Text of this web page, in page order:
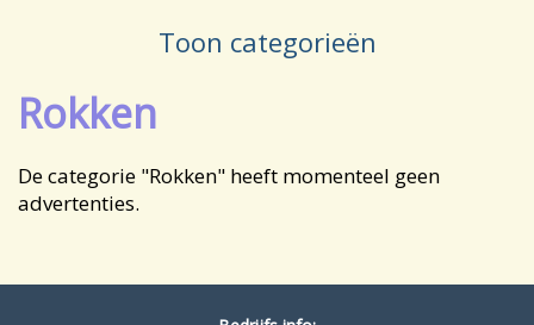
Toon categorieën
Rokken
De categorie "Rokken" heeft momenteel geen
advertenties.